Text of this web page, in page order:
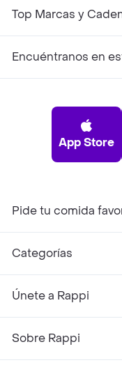
Top Marcas y
Encuéntranos en
App Store
Pide tu comida
Categorías
Únete a Rappi
Sobre Rappi